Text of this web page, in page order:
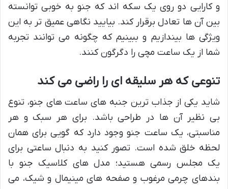
و کارایی دو روی یک سکه اند که جنو به خوبی توانسته
بین آن ها تعادل برقرار کند. بیایید نگاهی عمیق تر به این
ویژگی ها بیندازیم و ببینیم که چگونه می توانند تجربه
شما از یک ساعت مچی را دگرگون کنند.
تنوعی که هر سلیقه ای را راضی می کند
شاید یکی از جذاب ترین جنبه های ساعت های جنو، تنوع
بی نظیر آن ها در طراحی باشد. برای هر سبک و هر
مناسبتی، یک ساعت جنو وجود دارد که گویی برای همان
لحظه خلق شده است. تصور کنید به دنبال ساعتی برای
یک مجلس رسمی هستید؛ مدل های کلاسیک جنو با
بندهای چرمی مرغوب و صفحه های مینیمال و شیک، می